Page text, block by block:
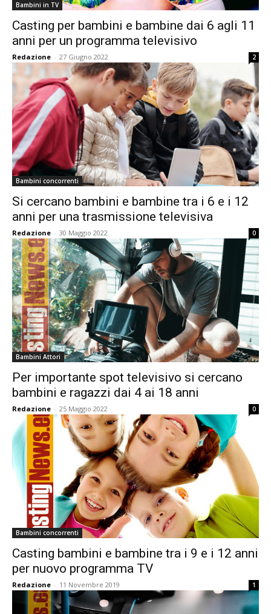
Bambini in TV
Casting per bambini e bambine dai 6 agli 11
anni per un programma televisivo
Redazione - 27 Giugno 2022 2
Bambini concorrenti
Si cercano bambini e bambine tra i 6 e i 12
anni per una trasmissione televisiva
Redazione - 30 Maggio 2022 0
Bambini Attori
Per importante spot televisivo si cercano
bambini e ragazzi dai 4 ai 18 anni
Redazione - 25 Maggio 2022 0
Bambini concorrenti
Casting bambini e bambine tra i 9 e i 12 anni
per nuovo programma TV
Redazione - 11 Novembre 2019 1